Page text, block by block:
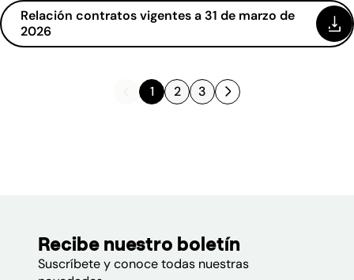
Relación contratos vigentes a 31 de marzo de
2026
(se abre en una nueva ventana)
1 2 3
Recibe nuestro boletín
Suscríbete y conoce todas nuestras